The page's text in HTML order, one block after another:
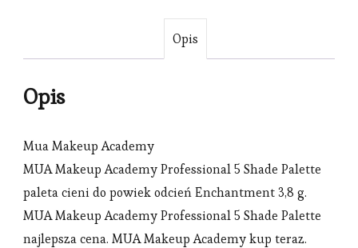
Opis
Opis
Mua Makeup Academy
MUA Makeup Academy Professional 5 Shade Palette
paleta cieni do powiek odcień Enchantment 3,8 g.
MUA Makeup Academy Professional 5 Shade Palette
najlepsza cena. MUA Makeup Academy kup teraz.